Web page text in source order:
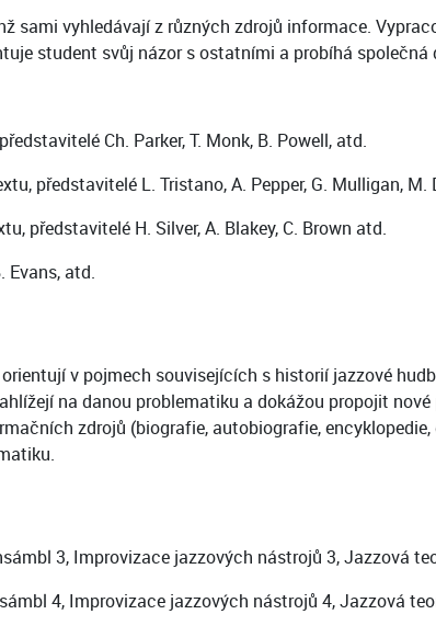
sami vyhledávají z různých zdrojů informace.
student svůj názor s ostatními a probíhá společná
Ch. Parker, T. Monk, B. Powell, atd.
představitelé L. Tristano, A. Pepper, G. Mulligan, M.
představitelé H. Silver, A. Blakey, C. Brown atd.
Evans, atd.
v pojmech souvisejících s historií jazzové
na danou problematiku a dokážou propojit
zdrojů (biografie, autobiografie,
3, Improvizace jazzových nástrojů 3, Jazzová
4, Improvizace jazzových nástrojů 4, Jazzová